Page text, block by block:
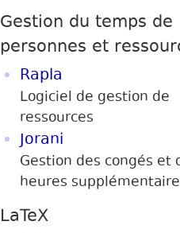
Gestion du temps de
personnes et
Rapla
Logiciel de gestion de
ressources
Jorani
Gestion des congés et
heures
LaTeX